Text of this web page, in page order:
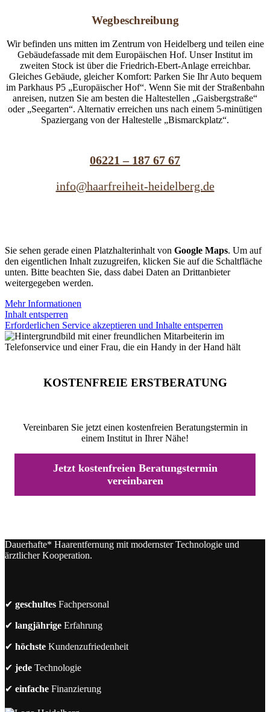
Wegbeschreibung
Wir befinden uns mitten im Zentrum von Heidelberg und teilen eine
Gebäudefassade mit dem Europäischen Hof. Unser Institut im
zweiten Stock ist über die Friedrich-Ebert-Anlage erreichbar.
Gleiches Gebäude, gleicher Komfort: Parken Sie Ihr Auto bequem
im Parkhaus P5 „Europäischer Hof“. Wenn Sie mit der Straßenbahn
anreisen, nutzen Sie am besten die Haltestellen „Gaisbergstraße“
oder „Seegarten“. Alternativ erreichen uns nach einem 5-minütigen
Spaziergang von der Haltestelle „Bismarckplatz“.
06221 – 187 67 67
info@haarfreiheit-heidelberg.de
Sie sehen gerade einen Platzhalterinhalt von Google Maps. Um auf
den eigentlichen Inhalt zuzugreifen, klicken Sie auf die Schaltfläche
unten. Bitte beachten Sie, dass dabei Daten an Drittanbieter
weitergegeben werden.
Mehr Informationen
Inhalt entsperren
Erforderlichen Service akzeptieren und Inhalte entsperren
KOSTENFREIE ERSTBERATUNG
Vereinbaren Sie jetzt einen kostenfreien Beratungstermin in
einem Institut in Ihrer Nähe!
Jetzt kostenfreien Beratungstermin
vereinbaren
Dauerhafte* Haarentfernung mit modernster Technologie und
ärztlicher Kooperation.
✔ geschultes Fachpersonal
✔ langjährige Erfahrung
✔ höchste Kundenzufriedenheit
✔ jede Technologie
✔ einfache Finanzierung